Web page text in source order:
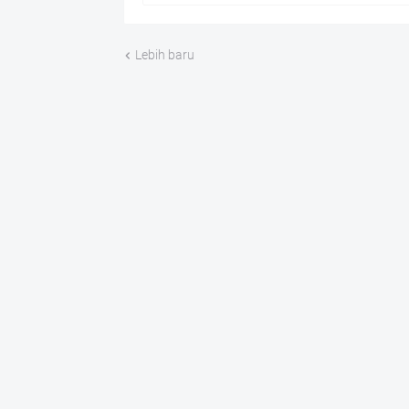
Lebih baru